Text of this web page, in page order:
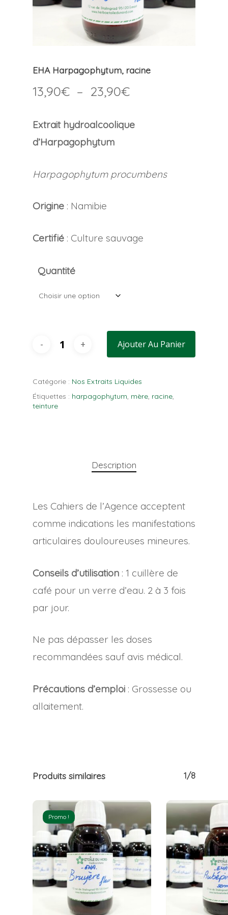
EHA Harpagophytum, racine
13,90€ – 23,90€Plage
prix :
23,90€
Extrait hydroalcoolique
d’Harpagophytum
Harpagophytum procumbens
Origine : Namibie
Certifié : Culture sauvage
Quantité
Ajouter Au Panier
Catégorie : Nos Extraits Liquides
Étiquettes : harpagophytum, mère, racine,
teinture
Description
Les Cahiers de l’Agence acceptent
comme indications les manifestations
articulaires douloureuses mineures.
Conseils d’utilisation : 1 cuillère de
café pour un verre d’eau. 2 à 3 fois
par jour.
Ne pas dépasser les doses
recommandées sauf avis médical.
Précautions d’emploi : Grossesse ou
allaitement.
Produits similaires 1/8
Promo !